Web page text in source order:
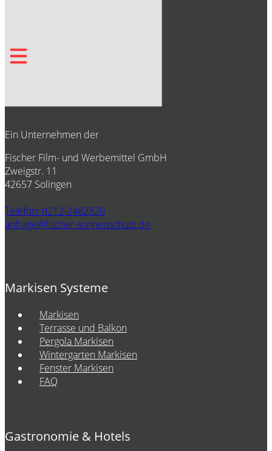
Ein Unternehmen der
Fischer Film- und Werbemittel GmbH
Zweigstr. 11
42657 Solingen
Telefon: 0212-2482820
anfrage@fischer-sonnenschutz.de
Markisen Systeme
Markisen
Terrasse und Balkon
Pergola Markisen
Wintergarten Markisen
Fenster Markisen
FAQ
Gastronomie & Hotels